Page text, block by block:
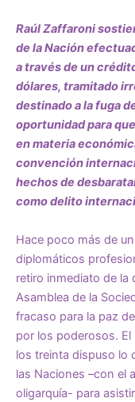
Raúl Zaffaroni
de la Nación
a través de un
dólares, tramitado
destinado a la fuga
oportunidad para
en materia
convención
hechos de
como delito
Hace poco más de
diplomáticos
retiro inmediato de la
Asamblea de la
fracaso para la paz
por los poderosos.
los treinta dispuso lo
las Naciones –con el
oligarquía- para